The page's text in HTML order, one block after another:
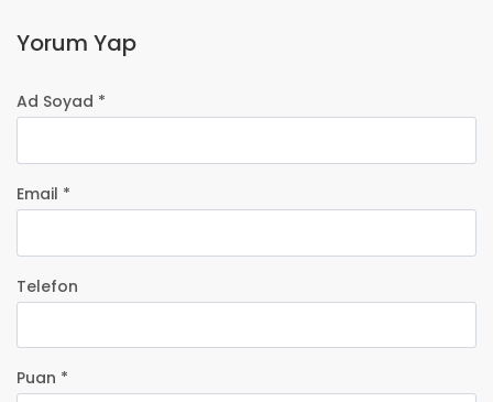
Yorum Yap
Ad Soyad *
Email *
Telefon
Puan *